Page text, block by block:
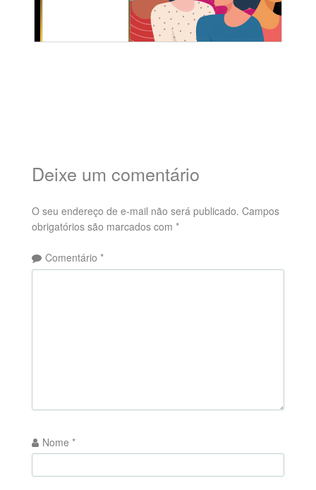
Deixe um comentário
O seu endereço de e-mail não será publicado. Campos
obrigatórios são marcados com *
Comentário *
Nome *